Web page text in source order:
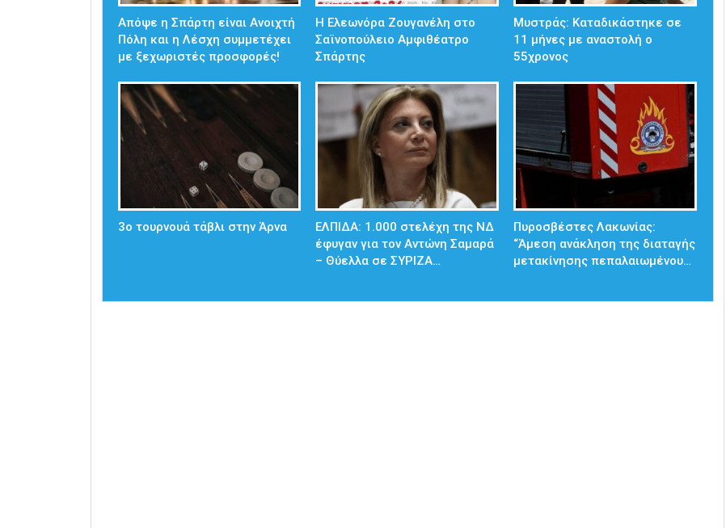
Απόψε η Σπάρτη είναι Ανοιχτή
Πόλη και η Λέσχη συμμετέχει
με ξεχωριστές προσφορές!
Η Ελεωνόρα Ζουγανέλη στο
Σαϊνοπούλειο Αμφιθέατρο
Σπάρτης
Μυστράς: Καταδικάστηκε σε
11 μήνες με αναστολή ο
55χρονος
3ο τουρνουά τάβλι στην Άρνα
ΕΛΠΙΔΑ: 1.000 στελέχη της ΝΔ
έφυγαν για τον Αντώνη Σαμαρά
– Θύελλα σε ΣΥΡΙΖΑ…
Πυροσβέστες Λακωνίας:
“Άμεση ανάκληση της διαταγής
μετακίνησης πεπαλαιωμένου…